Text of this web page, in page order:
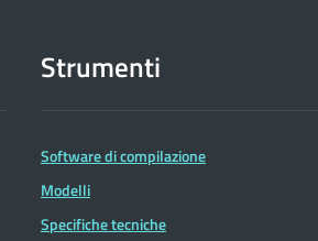
Strumenti
Software di compilazione
Modelli
Specifiche tecniche